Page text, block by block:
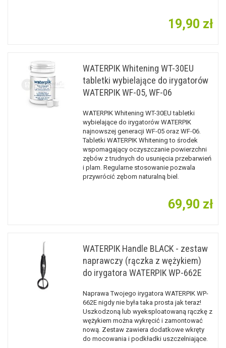
19,90 zł
WATERPIK Whitening WT-30EU
tabletki wybielające do irygatorów
WATERPIK WF-05, WF-06
WATERPIK Whitening WT-30EU tabletki
wybielające do irygatorów WATERPIK
najnowszej generacji WF-05 oraz WF-06.
Tabletki WATERPIK Whitening to środek
wspomagający oczyszczanie powierzchni
zębów z trudnych do usunięcia przebarwień
i plam. Regularne stosowanie pozwala
przywrócić zębom naturalną biel.
69,90 zł
WATERPIK Handle BLACK - zestaw
naprawczy (rączka z wężykiem)
do irygatora WATERPIK WP-662E
Naprawa Twojego irygatora WATERPIK WP-
662E nigdy nie była taka prosta jak teraz!
Uszkodzoną lub wyeksploatowaną rączkę z
wężykiem można wykręcić i zamontować
nową. Zestaw zawiera dodatkowe wkręty
do mocowania i podkładki uszczelniające.